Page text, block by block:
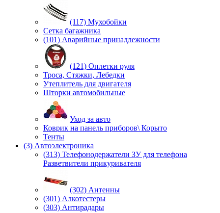
(117) Мухобойки
Сетка багажника
(101) Аварийные принадлежности
(121) Оплетки руля
Троса, Стяжки, Лебедки
Утеплитель для двигателя
Шторки автомобильные
Уход за авто
Коврик на панель приборов\ Корыто
Тенты
(3) Автоэлектроника
(313) Телефонодержатели ЗУ для телефона
Разветвители прикуривателя
(302) Антенны
(301) Алкотестеры
(303) Антирадары